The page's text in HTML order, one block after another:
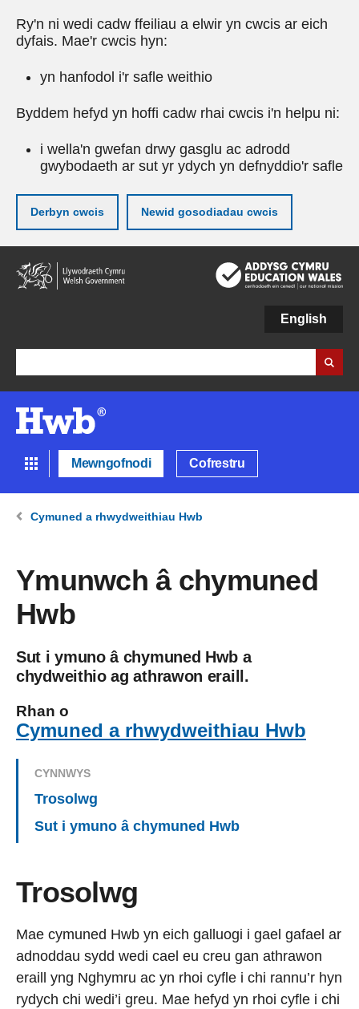
Ry'n ni wedi cadw ffeiliau a elwir yn cwcis ar eich
dyfais. Mae'r cwcis hyn:
yn hanfodol i'r safle weithio
Byddem hefyd yn hoffi cadw rhai cwcis i'n helpu ni:
i wella'n gwefan drwy gasglu ac adrodd
gwybodaeth ar sut yr ydych yn defnyddio'r safle
Derbyn cwcis Newid gosodiadau cwcis
Neidio
i'r
prif
English
Mewngofnodi Cofrestru
Cymuned a rhwydweithiau Hwb
Ymunwch â chymuned
Hwb
Sut i ymuno â chymuned Hwb a
chydweithio ag athrawon eraill.
Rhan o
Cymuned a rhwydweithiau Hwb
CYNNWYS
Trosolwg
Sut i ymuno â chymuned Hwb
Trosolwg
Mae cymuned Hwb yn eich galluogi i gael gafael ar
adnoddau sydd wedi cael eu creu gan athrawon
eraill yng Nghymru ac yn rhoi cyfle i chi rannu’r hyn
rydych chi wedi’i greu. Mae hefyd yn rhoi cyfle i chi